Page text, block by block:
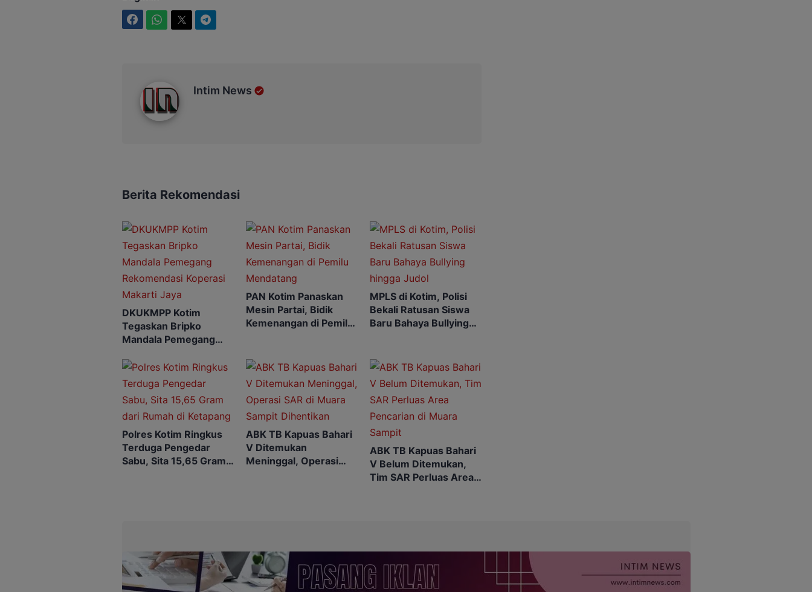
Intim News
Berita Rekomendasi
DKUKMPP Kotim
Tegaskan Bripko
Mandala Pemegang
Makarti Jaya
PAN Kotim Panaskan
Mesin Partai, Bidik
Kemenangan di Pemilu
MPLS di Kotim, Polisi
Bekali Ratusan Siswa
Baru Bahaya Bullying
Polres Kotim Ringkus
Terduga Pengedar
Sabu, Sita 15,65 Gram
ABK TB Kapuas Bahari
V Ditemukan
Meninggal, Operasi
ABK TB Kapuas Bahari
V Belum Ditemukan,
Tim SAR Perluas Area